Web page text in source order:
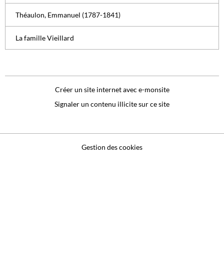
Théaulon, Emmanuel (1787-1841)
La famille Vieillard
Créer un site internet avec e-monsite
Signaler un contenu illicite sur ce site
Gestion des cookies